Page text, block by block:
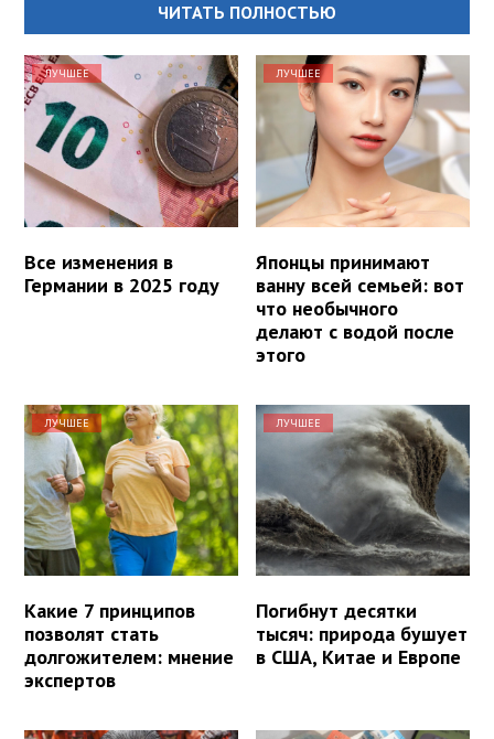
ЧИТАТЬ ПОЛНОСТЬЮ
ЛУЧШЕЕ
Все изменения в
Германии в 2025 году
ЛУЧШЕЕ
Японцы принимают
ванну всей семьей: вот
что необычного
делают с водой после
этого
ЛУЧШЕЕ
Какие 7 принципов
позволят стать
долгожителем: мнение
экспертов
ЛУЧШЕЕ
Погибнут десятки
тысяч: природа бушует
в США, Китае и Европе